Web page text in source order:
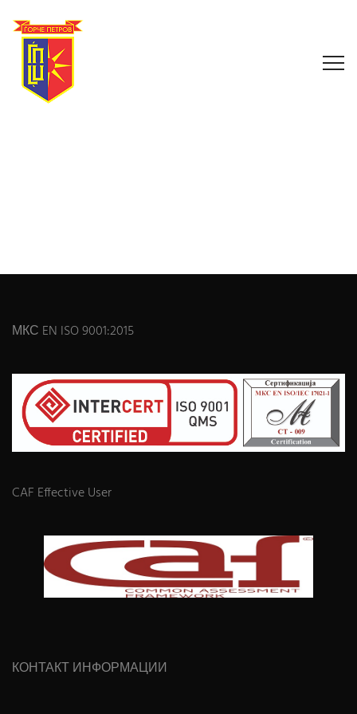
МКС EN ISO 9001:2015
CAF Effective User
КОНТАКТ ИНФОРМАЦИИ